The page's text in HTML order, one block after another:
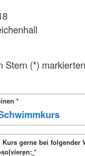
Stern (*)
*
gerne bei folgender
*